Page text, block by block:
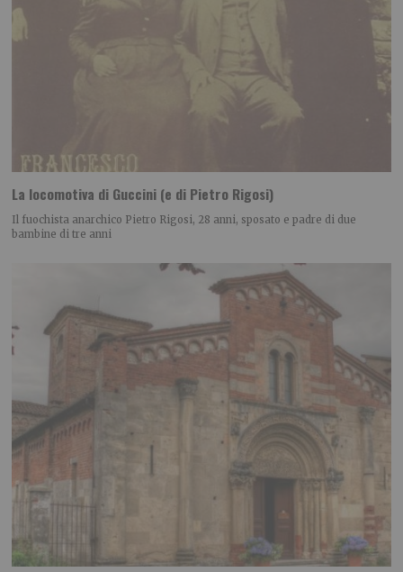
La locomotiva di Guccini (e di Pietro Rigosi)
Il fuochista anarchico Pietro Rigosi, 28 anni, sposato e padre di due
bambine di tre anni